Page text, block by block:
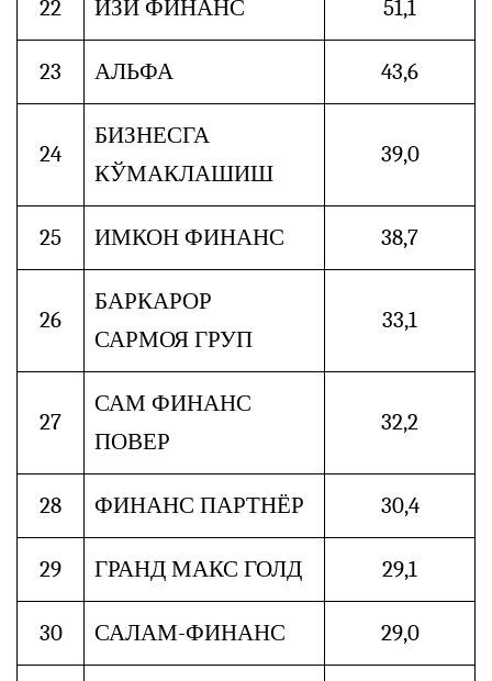
22 ИЗИ ФИНАНС 51,1
23 АЛЬФА 43,6
24
БИЗНЕСГА
КЎМАКЛАШИШ
39,0
25 ИМКОН ФИНАНС 38,7
26
БАРКАРОР
САРМОЯ ГРУП
33,1
27
САМ ФИНАНС
ПОВЕР
32,2
28 ФИНАНС ПАРТНЁР 30,4
29 ГРАНД МАКС ГОЛД 29,1
30 САЛАМ-ФИНАНС 29,0